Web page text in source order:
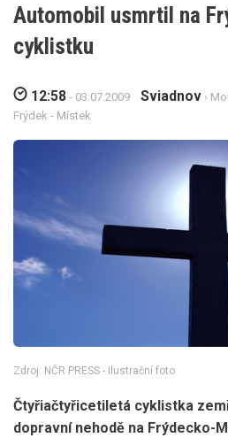
Automobil usmrtil na
cyklistku
12:58 - 03.07.2009 Sviadnov ›
Frýdek - Místek
Zdroj: NČR PRESS - Ilustrační foto
Čtyřiačtyřicetiletá cyklistka
dopravní nehodě na Frýdecko-